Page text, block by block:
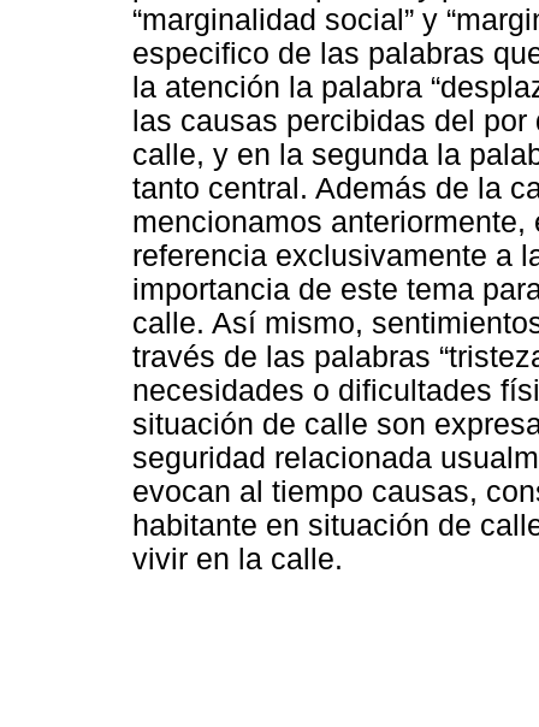
“marginalidad social” y
especifico de las palabras
la atención la palabra
las causas percibidas del
calle, y en la segunda la
tanto central. Además de la
mencionamos
referencia exclusivamente a
importancia de este tema
calle. Así mismo,
través de las palabras
necesidades o dificultades
situación de calle son
seguridad relacionada
evocan al tiempo causas,
habitante en situación de
vivir en la calle.